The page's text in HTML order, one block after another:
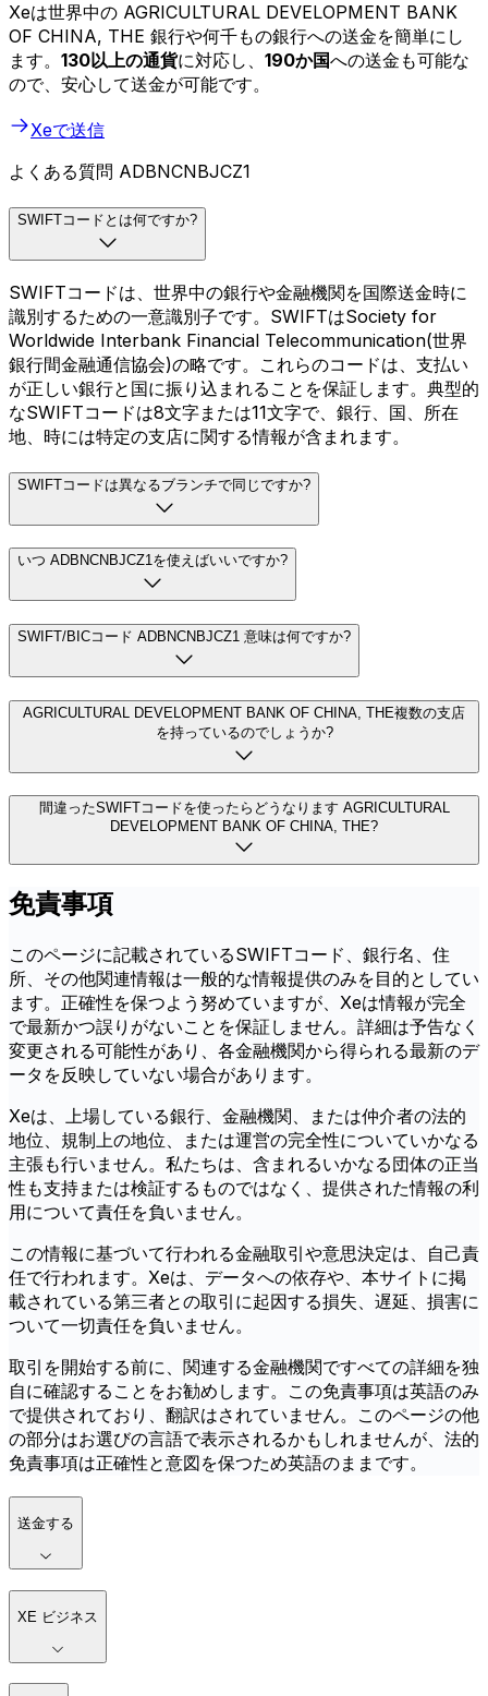
Xeは世界中の AGRICULTURAL DEVELOPMENT BANK
OF CHINA, THE 銀行や何千もの銀行への送金を簡単にし
ます。 130以上の通貨に対応し、 190か国への送金も可能な
ので、安心して送金が可能です。
Xeで送信
よくある質問 ADBNCNBJCZ1
SWIFTコードとは何ですか?
SWIFTコードは、世界中の銀行や金融機関を国際送金時に
識別するための一意識別子です。SWIFTはSociety for
Worldwide Interbank Financial Telecommunication(世界
銀行間金融通信協会)の略です。これらのコードは、支払い
が正しい銀行と国に振り込まれることを保証します。典型的
なSWIFTコードは8文字または11文字で、銀行、国、所在
地、時には特定の支店に関する情報が含まれます。
SWIFTコードは異なるブランチで同じですか?
いつ ADBNCNBJCZ1を使えばいいですか?
SWIFT/BICコード ADBNCNBJCZ1 意味は何ですか?
AGRICULTURAL DEVELOPMENT BANK OF CHINA, THE複数の支店
を持っているのでしょうか?
間違ったSWIFTコードを使ったらどうなります AGRICULTURAL
DEVELOPMENT BANK OF CHINA, THE?
免責事項
このページに記載されているSWIFTコード、銀行名、住
所、その他関連情報は一般的な情報提供のみを目的としてい
ます。正確性を保つよう努めていますが、Xeは情報が完全
で最新かつ誤りがないことを保証しません。詳細は予告なく
変更される可能性があり、各金融機関から得られる最新のデ
ータを反映していない場合があります。
Xeは、上場している銀行、金融機関、または仲介者の法的
地位、規制上の地位、または運営の完全性についていかなる
主張も行いません。私たちは、含まれるいかなる団体の正当
性も支持または検証するものではなく、提供された情報の利
用について責任を負いません。
この情報に基づいて行われる金融取引や意思決定は、自己責
任で行われます。Xeは、データへの依存や、本サイトに掲
載されている第三者との取引に起因する損失、遅延、損害に
ついて一切責任を負いません。
取引を開始する前に、関連する金融機関ですべての詳細を独
自に確認することをお勧めします。この免責事項は英語のみ
で提供されており、翻訳はされていません。このページの他
の部分はお選びの言語で表示されるかもしれませんが、法的
免責事項は正確性と意図を保つため英語のままです。
送金する
XE ビジネス